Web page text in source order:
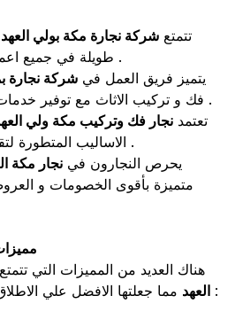
• تتمتع شركة نجارة مكة بولي العهد
طويلة في جميع اعمال النجارة و تصنيع الاثاث .
• يتميز فريق العمل في شركة نجارة
فك و تركيب الاثاث مع توفير خدمات نقل الاثاث الي اي مكان .
• تعتمد نجار فك وتركيب مكة ولي
الاساليب المتطورة لتقديم الخدمات بأعلى جودة .
• يحرص النجارون في نجار مكة
متميزة بأقوى الخصومات و
هناك العديد من المميزات التي تتمتع
العهد مما جعلتها الافضل علي الاطلاق و من اهم هذه المميزات :